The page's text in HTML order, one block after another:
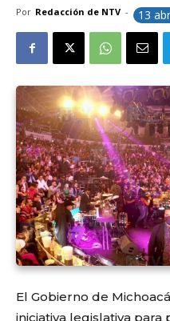
Por Redacción de NTV - 13
El Gobierno de
iniciativa legislativa